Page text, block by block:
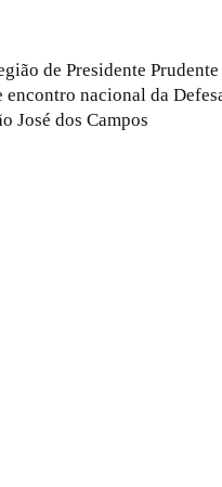
de Presidente
encontro nacional da
José dos Campos